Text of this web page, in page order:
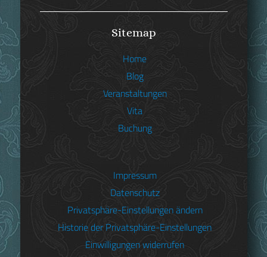
Christian Sepp
13. Juni 2026: Max I. Joseph &
Caroline – auf Spurensuche in der
Sitemap
Home
Blog
Veranstaltungen
Vita
Buchung
Impressum
Datenschutz
Privatsphäre-Einstellungen ändern
Historie der Privatsphäre-Einstellungen
Einwilligungen widerrufen